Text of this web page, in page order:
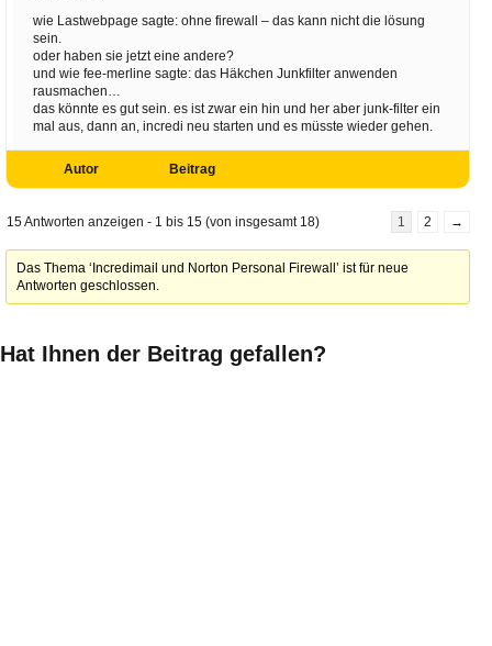
wie Lastwebpage sagte: ohne firewall – das kann nicht die lösung
sein.
oder haben sie jetzt eine andere?
und wie fee-merline sagte: das Häkchen Junkfilter anwenden
rausmachen…
das könnte es gut sein. es ist zwar ein hin und her aber junk-filter ein
mal aus, dann an, incredi neu starten und es müsste wieder gehen.
Autor Beitrag
15 Antworten anzeigen - 1 bis 15 (von insgesamt 18) 1 2 →
Das Thema ‘Incredimail und Norton Personal Firewall’ ist für neue
Antworten geschlossen.
Hat Ihnen der Beitrag gefallen?